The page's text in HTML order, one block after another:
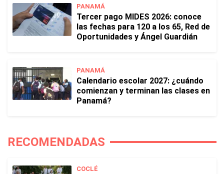
PANAMÁ
Tercer pago MIDES 2026: conoce
las fechas para 120 a los 65, Red de
Oportunidades y Ángel Guardián
PANAMÁ
Calendario escolar 2027: ¿cuándo
comienzan y terminan las clases en
Panamá?
RECOMENDADAS
COCLÉ